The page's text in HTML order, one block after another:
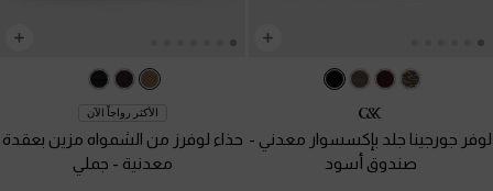
لوفر جورجينا جلد بإكسسوار معدني -
صندوق أسود
الأكثر رواجاً الآن
حذاء لوفرز من الشمواه مزين بعقدة
معدنية - جملي